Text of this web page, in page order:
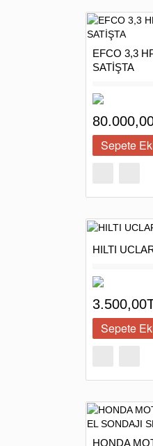
EFCO 3,3
SATİŞTA
HILTI
HONDA